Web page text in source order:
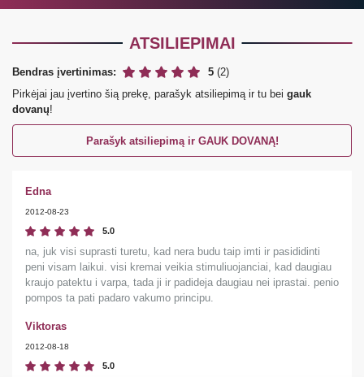
ATSILIEPIMAI
Bendras įvertinimas: 5 (2)
Pirkėjai jau įvertino šią prekę, parašyk atsiliepimą ir tu bei gauk
dovanų!
Parašyk atsiliepimą ir GAUK DOVANĄ!
Edna
2012-08-23
5.0
na, juk visi suprasti turetu, kad nera budu taip imti ir pasididinti
peni visam laikui. visi kremai veikia stimuliuojanciai, kad daugiau
kraujo patektu i varpa, tada ji ir padideja daugiau nei iprastai. penio
pompos ta pati padaro vakumo principu.
Viktoras
2012-08-18
5.0